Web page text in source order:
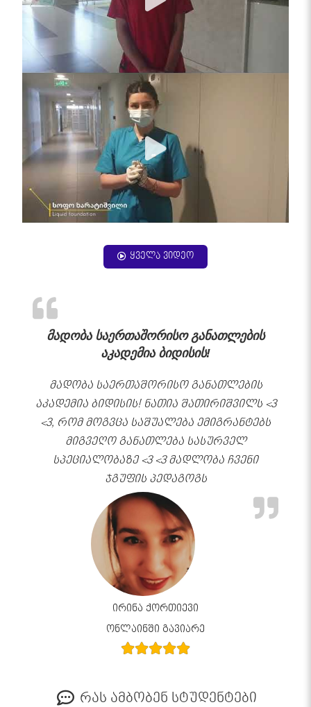
ყველა ვიდეო
მადობა საერთაშორისო განათლების
აკადემია ბიდისის!
მადობა საერთაშორისო განათლების
აკადემია ბიდისის! ნათია შათირიშვილს <3
<3, რომ მოგვცა საშუალება ემიგრანტებს
მიგვეღო განათლება სასურველ
სპეციალობაზე <3 <3 მადლობა ჩვენი
ჯგუფის პედაგოგს
ირინა ქორთიევი
ონლაინში გავიარე
რას ამბობენ სტუდენტები